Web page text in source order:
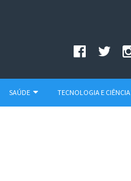
SAÚDE TECNOLOGIA E CIÊNCIA